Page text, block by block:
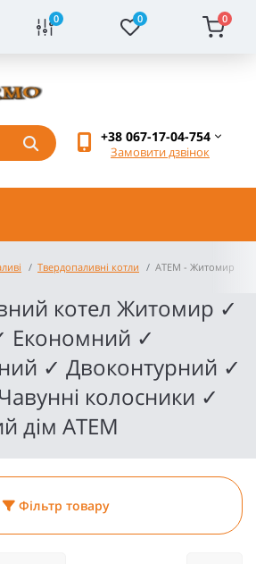
0 0 0
+38 067-17-04-754
Замовити дзвінок
Твердопаливні котли АТЕМ - Житомир
котел Житомир ✓
Економний ✓
✓ Двоконтурний ✓
колосники ✓
дім АТЕМ
Фільтр товару